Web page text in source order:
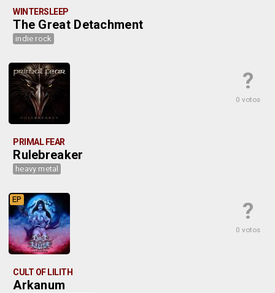
WINTERSLEEP
The Great Detachment
indie rock
?
0 votos
PRIMAL FEAR
Rulebreaker
heavy metal
?
0 votos
EP
CULT OF LILITH
Arkanum